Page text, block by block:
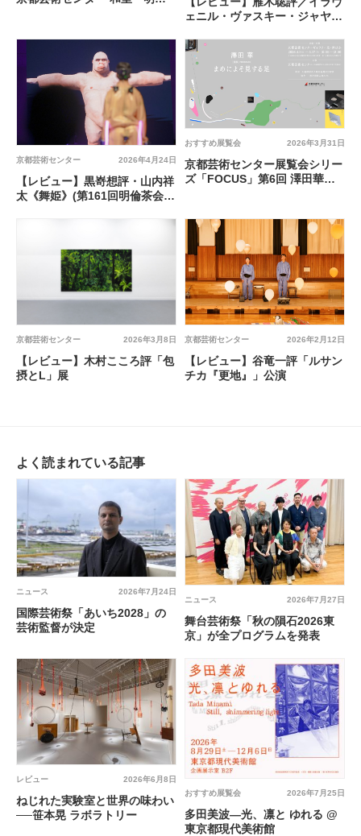
ェニル・ヴァスキー・ジャヤパ
ドパフォーマンス『虐殺と再生
の音響的記念碑』
2026年4月24日
京都芸術センター
【レビュー】黒嵜想評・山内祥
太《舞姫》(第161回明倫茶会
2026年3月31日
おすすめ展覧会
京都芸術センター展覧会シリー
ズ「FOCUS」第6回 澤田華個
2026年3月8日
京都芸術センター
【レビュー】木村こころ評「包
摂とL」展
2026年2月12日
京都芸術センター
【レビュー】谷竜一評「ルサン
チカ『更地』」公演
よく読まれている記事
2026年7月24日
ニュース
国際芸術祭「あいち2028」の
芸術監督が決定
2026年7月27日
ニュース
舞台芸術祭「秋の隕石2026東
京」が全プログラムを発表
2026年6月8日
レビュー
ねじれた実験室と世界の味わい
──笹本晃 ラボラトリー
2026年7月25日
おすすめ展覧会
多田美波―光、凛と ゆれる @
東京都現代美術館